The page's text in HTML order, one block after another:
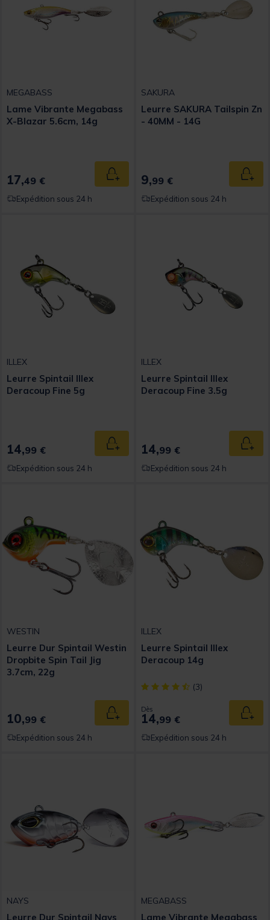
MEGABASS
Lame Vibrante Megabass
X-Blazar 5.6cm, 14g
17,49 € Ajouter au panier
Expédition sous 24 h
SAKURA
Leurre SAKURA Tailspin Zn
- 40MM - 14G
9,99 €
Expédition sous 24 h
ILLEX
Leurre Spintail Illex
Deracoup Fine 5g
14,99 € Ajouter au panier
Expédition sous 24 h
ILLEX
Leurre Spintail Illex
Deracoup Fine 3.5g
14,99 €
Expédition sous 24 h
WESTIN
Leurre Dur Spintail Westin
Dropbite Spin Tail Jig
3.7cm, 22g
10,99 € Ajouter au panier
Expédition sous 24 h
ILLEX
Leurre Spintail Illex
Deracoup 14g
[object Object] out of 5
(3)
Dès
14,99 €
Expédition sous 24 h
NAYS
Leurre Dur Spintail Nays
MEGABASS
Lame Vibrante Megabass